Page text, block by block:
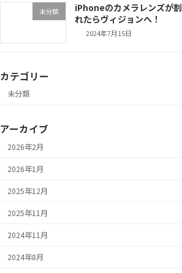
未分類
iPhoneのカメラレンズが割
れたらヴィジョンへ！
2024年7月15日
カテゴリー
未分類
アーカイブ
2026年2月
2026年1月
2025年12月
2025年11月
2024年11月
2024年8月